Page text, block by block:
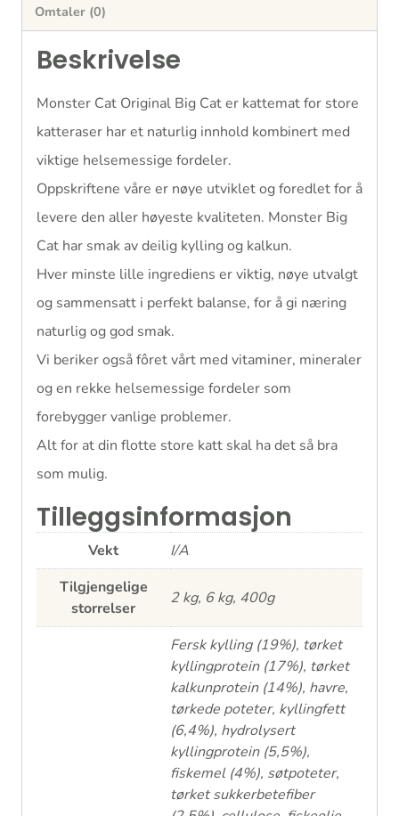
Omtaler (0)
Beskrivelse
Monster Cat Original Big Cat er kattemat for store
katteraser har et naturlig innhold kombinert med
viktige helsemessige fordeler.
Oppskriftene våre er nøye utviklet og foredlet for å
levere den aller høyeste kvaliteten. Monster Big
Cat har smak av deilig kylling og kalkun.
Hver minste lille ingrediens er viktig, nøye utvalgt
og sammensatt i perfekt balanse, for å gi næring
naturlig og god smak.
Vi beriker også fôret vårt med vitaminer, mineraler
og en rekke helsemessige fordeler som
forebygger vanlige problemer.
Alt for at din flotte store katt skal ha det så bra
som mulig.
Tilleggsinformasjon
Vekt
I/A
Tilgjengelige
storrelser
2 kg, 6 kg, 400g
Fersk kylling (19%), tørket
kyllingprotein (17%), tørket
kalkunprotein (14%), havre,
tørkede poteter, kyllingfett
(6,4%), hydrolysert
kyllingprotein (5,5%),
fiskemel (4%), søtpoteter,
tørket sukkerbetefiber